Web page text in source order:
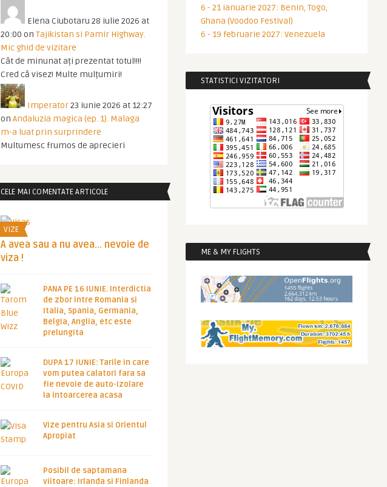
Elena Ciubotaru 28 iulie 2026 at
20:00 on Tajikistan si Pamir Highway.
Mic ghid de vizitare
Cât de minunat ați prezentat totul!!!!
Cred că visez! Multe mulțumiri!
Imperator23 iunie 2026 at 12:27
on Andaluzia magica (ep. 1). Malaga
m-a luat prin surprindere
Multumesc frumos de aprecieri
CELE MAI COMENTATE ARTICOLE
VIZE
A avea sau a nu avea… nevoie de
viza !
PANA PE 16 IUNIE. Interdictia
de zbor intre Romania si
Italia, Spania, Germania,
Belgia, Anglia, etc este
prelungita
DUPA 17 IUNIE: Tarile in care
vom putea calatori fara sa
fie nevoie de auto-izolare
la intoarcerea acasa
Vize pentru Asia si Orientul
Apropiat
Posibil de saptamana
viitoare: Irlanda si Finlanda
6 - 21 ianuarie 2027: Benin, Togo,
Ghana (Voodoo Festival)
6 - 19 februarie 2027: Venezuela
STATISTICI VIZITATORI
ME & MY FLIGHTS